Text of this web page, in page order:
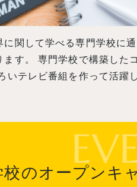
関して学べる専門学校に
す。 専門学校で構築し
いテレビ番組を作って活
のオープンキ